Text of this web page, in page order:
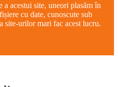
a acestui site, uneori plasăm în
cu date, cunoscute sub
site-urilor mari fac acest lucru.